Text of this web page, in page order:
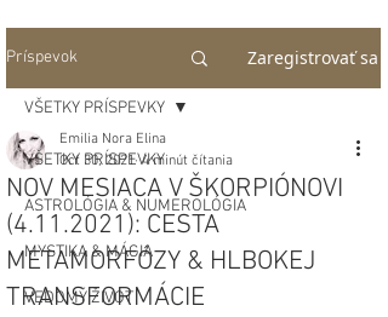
Príspevok Zaregistrovať sa
VŠETKY PRÍSPEVKY
ASTROLÓGIA & NUMEROLÓGIA
MYSTIKA & MÁGIA
VEDOMÝ ŽIVOT
VŠETKY PRÍSPEVKY
NOV MESIACA V ŠKORPIÓNOVI
(4.11.2021): CESTA
METAMORFÓZY & HLBOKEJ
TRANSFORMÁCIE
Emilia Nora Elina
Oct 30, 2021 4 minút čítania